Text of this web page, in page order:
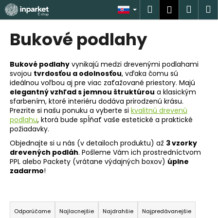
Prejsť
na
obsah
Hľadať
Bukové podlahy
Bukové podlahy vynikajú medzi drevenými podlahami
svojou tvrdosťou a odolnosťou, vďaka čomu sú
ideálnou voľbou aj pre viac zaťažované priestory. Majú
elegantný vzhľad s jemnou štruktúrou a klasickým
sfarbením, ktoré interiéru dodáva prirodzenú krásu.
Prezrite si našu ponuku a vyberte si kvalitnú drevenú
podlahu, ktorá bude spĺňať vaše estetické a praktické
požiadavky.
Objednajte si u nás (v detailoch produktu) až 3 vzorky
drevených podláh. Pošleme Vám ich prostredníctvom
PPL alebo Packety (vrátane výdajných boxov) úplne
zadarmo!
R
a
Odporúčame Najlacnejšie Najdrahšie Najpredávanejšie
K
o
o
p
o
t
r
e
b
u
j
e